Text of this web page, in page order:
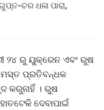
ଚର ଧଳା ପାରା,
୨୪ ରୁ ୟୁକ୍ରେନ ଏବଂ ରୁଷ
ପ୍ରତିବନ୍ଧକ
। ରୁଷ
ଦେବାପାଇଁ